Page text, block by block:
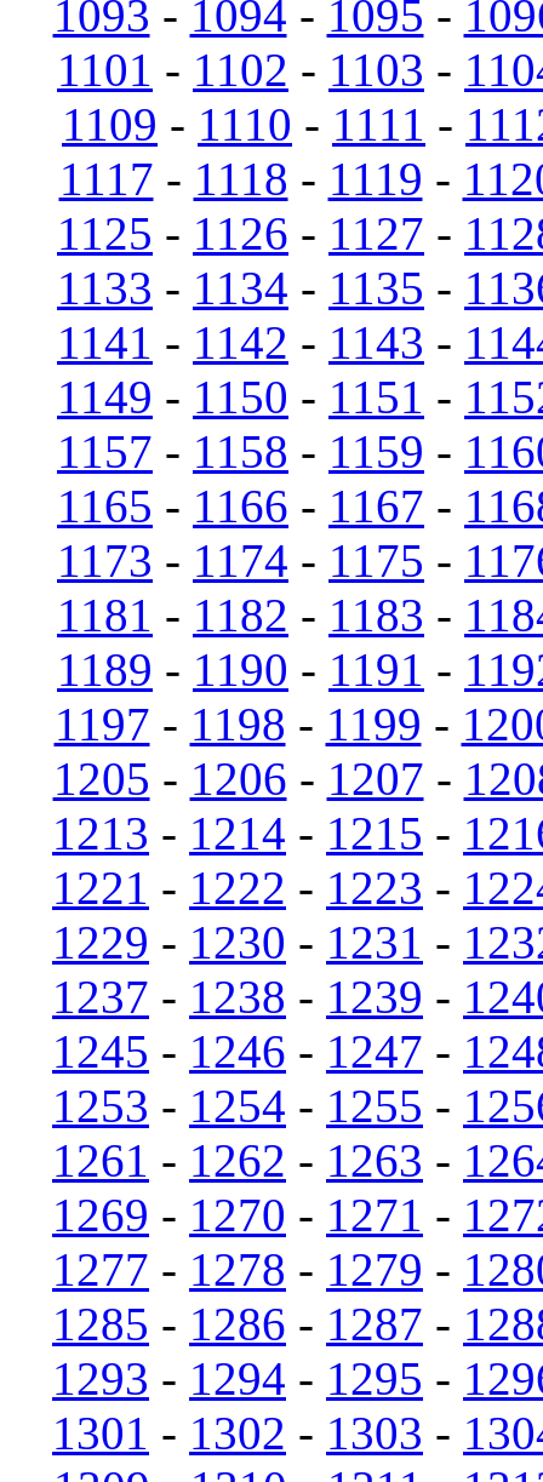
1093 - 1094 - 1095 -
1101 - 1102 - 1103 -
1109 - 1110 - 1111 -
1117 - 1118 - 1119 -
1125 - 1126 - 1127 -
1133 - 1134 - 1135 -
1141 - 1142 - 1143 -
1149 - 1150 - 1151 -
1157 - 1158 - 1159 -
1165 - 1166 - 1167 -
1173 - 1174 - 1175 -
1181 - 1182 - 1183 -
1189 - 1190 - 1191 -
1197 - 1198 - 1199 -
1205 - 1206 - 1207 -
1213 - 1214 - 1215 -
1221 - 1222 - 1223 -
1229 - 1230 - 1231 -
1237 - 1238 - 1239 -
1245 - 1246 - 1247 -
1253 - 1254 - 1255 -
1261 - 1262 - 1263 -
1269 - 1270 - 1271 -
1277 - 1278 - 1279 -
1285 - 1286 - 1287 -
1293 - 1294 - 1295 -
1301 - 1302 - 1303 -